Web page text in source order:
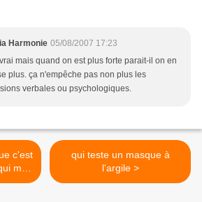
Harmonie 05/08/2007 17:23
mais quand on est plus forte parait-il on en
plus. ça n'empêche pas non plus les
verbales ou psychologiques.
me
qui teste un masque à
l'argile >